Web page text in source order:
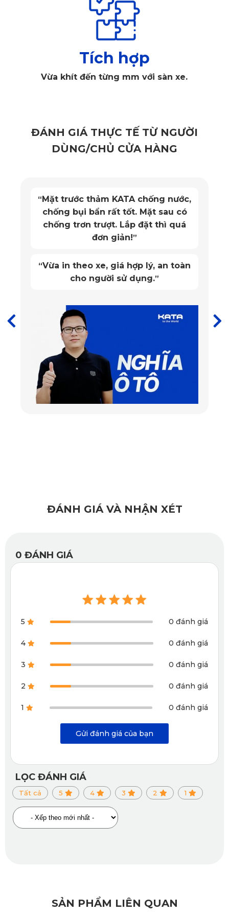
Tấm lót chân xe ô tô cao cấp Lexus GX 460 có
thiết kế tỉ mỉ, tinh tế
Thảm có thiết kế theo xu hướng tối giản, cách bố trí họa tiết
cuốn hút và hài hoà giữa thảm và các chi tiết nội thất trong
gian bên trong xe của bạn.
Được sử dụng công nghệ cắt AutoCad chuyên nghiệp cùng
máy cắt CNC cho kích thước chính xác đến từng milimet,
đảm bảo vừa khít bao trọn mọi chi tiết trong khoang xe
không dư hay thừa bất cứ vị trí nào. Được các chuyên gia
chống ồn hiệu quả
hẳn tiếng ồn từ động cơ là thứ âm thanh khiến bạn khó chịu
nhất, vậy bạn có thể giải quyết tiếng ồn đó bằng cách sử
Vì cấu trúc của thảm lót có các khoảng không nối kết và
bạn khi xe bạn được trang bị tấm lót chân xe ô tô cao cấp
Lexus GX460. Vì thế mọi vấn đề về tiếng ồn của động cơ sẽ
Tích hợp
Vừa khít đến từng mm với sàn xe.
ĐÁNH GIÁ THỰC TẾ TỪ NGƯỜI
DÙNG/CHỦ CỬA HÀNG
“Mặt trước thảm KATA chống nước,
chống bụi bẩn rất tốt. Mặt sau có
chống trơn trượt. Lắp đặt thì quá
đơn giản!”
“Vừa in theo xe, giá hợp lý, an toàn
cho người sử dụng.”
ĐÁNH GIÁ VÀ NHẬN XÉT
0 ĐÁNH GIÁ
5 0 đánh giá
4 0 đánh giá
3 0 đánh giá
2 0 đánh giá
1 0 đánh giá
Gửi đánh giá của bạn
LỌC ĐÁNH GIÁ
Tất cả 5 4 3 2 1
SẢN PHẨM LIÊN QUAN